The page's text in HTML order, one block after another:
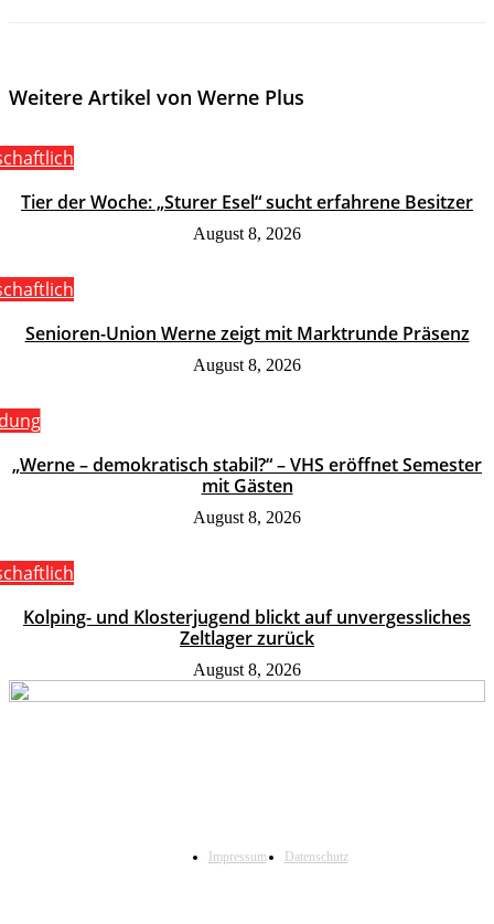
Weitere Artikel von Werne Plus
Tier der Woche: „Sturer Esel“ sucht erfahrene Besitzer
August 8, 2026
Senioren-Union Werne zeigt mit Marktrunde Präsenz
August 8, 2026
„Werne – demokratisch stabil?“ – VHS eröffnet Semester
mit Gästen
August 8, 2026
Kolping- und Klosterjugend blickt auf unvergessliches
Zeltlager zurück
August 8, 2026
Impressum Datenschutz